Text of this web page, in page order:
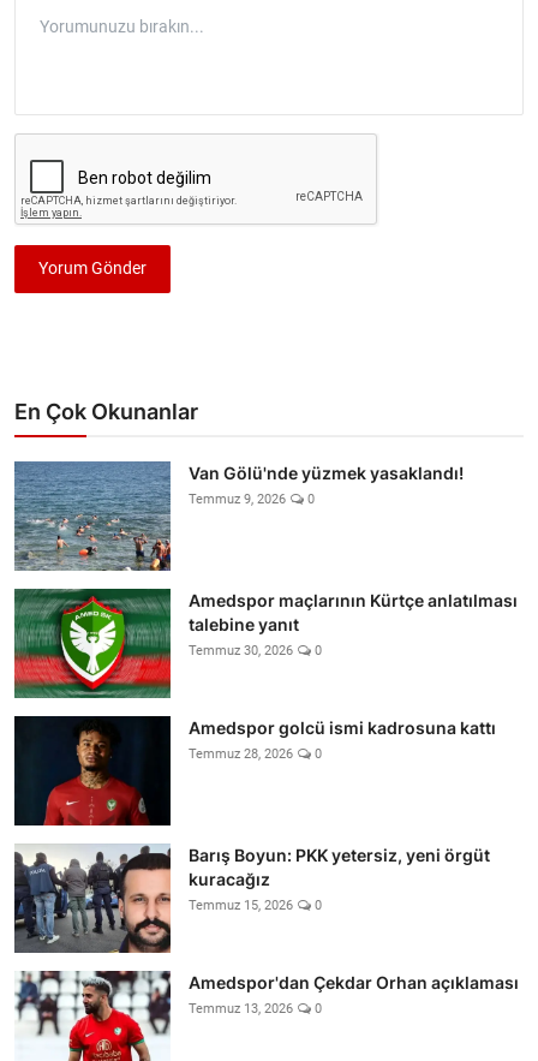
Yorum Gönder
En Çok Okunanlar
Van Gölü'nde yüzmek yasaklandı!
Temmuz 9, 2026 0
Amedspor maçlarının Kürtçe anlatılması
talebine yanıt
Temmuz 30, 2026 0
Amedspor golcü ismi kadrosuna kattı
Temmuz 28, 2026 0
Barış Boyun: PKK yetersiz, yeni örgüt
kuracağız
Temmuz 15, 2026 0
Amedspor'dan Çekdar Orhan açıklaması
Temmuz 13, 2026 0